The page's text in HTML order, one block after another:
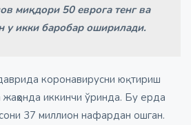
миқдори 50 еврога тенг ва
у икки баробар оширилади.
коронавирусни юқтириш
иккинчи ўринда. Бу ерда
37 миллион нафардан ошган.